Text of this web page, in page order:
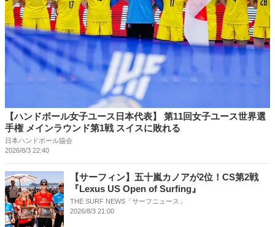
【ハンドボール女子ユース日本代表】 第11回女子ユース世界選
手権 メインラウンド第1戦 スイスに敗れる
日本ハンドボール協会
2026/8/3 22:40
【サーフィン】五十嵐カノアが2位！CS第2戦
『Lexus US Open of Surfing』
THE SURF NEWS「サーフニュース」
2026/8/3 21:00